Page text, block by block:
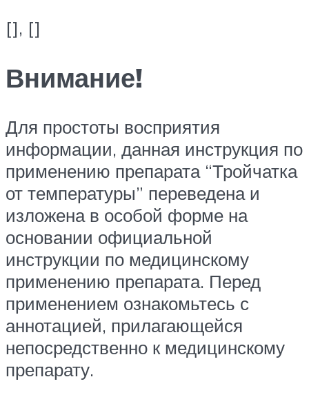
[], []
Внимание!
Для простоты восприятия
информации, данная инструкция по
применению препарата “Тройчатка
от температуры” переведена и
изложена в особой форме на
основании официальной
инструкции по медицинскому
применению препарата. Перед
применением ознакомьтесь с
аннотацией, прилагающейся
непосредственно к медицинскому
препарату.